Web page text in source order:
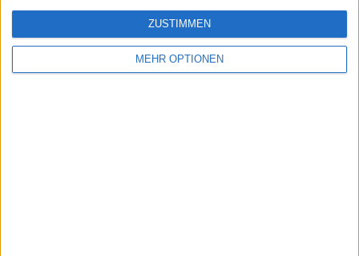
MEHR OPTIONEN
ZUSTIMMEN